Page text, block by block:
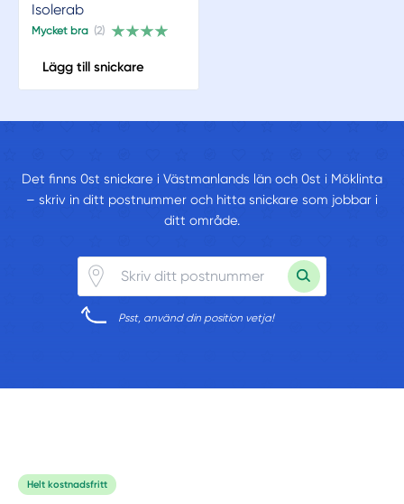
Isolerab
Mycket bra (2)
Lägg till snickare
Det finns 0st snickare i Västmanlands län och 0st i Möklinta
– skriv in ditt postnummer och hitta snickare som jobbar i
ditt område.
Psst, använd din position vetja!
Helt kostnadsfritt